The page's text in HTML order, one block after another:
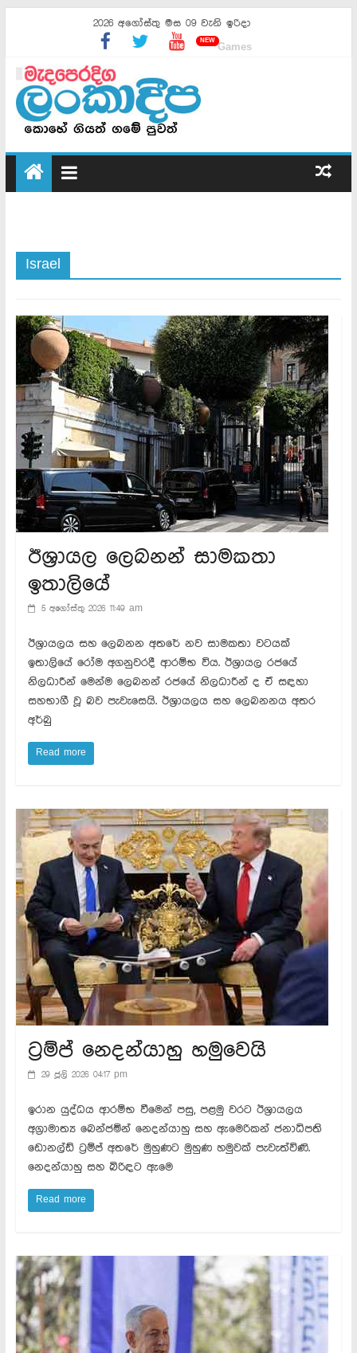
2026 අගෝස්තු මස 09 වැනි ඉරිදා
Games
NEW
Israel
ඊශ්‍රායල ලෙබනන් සාමකතා
ඉතාලියේ
5 අගෝස්තු 2026 11:49 am
ඊශ්‍රායලය සහ ලෙබනන අතරේ නව සාමකතා වටයක්
ඉතාලියේ රෝම අගනුවරදී ආරම්භ විය. ඊශ්‍රායල රජයේ
නිලධාරීන් මෙන්ම ලෙබනන් රජයේ නිලධාරීන් ද ඒ සඳහා
සහභාගී වූ බව පැවැසෙයි. ඊශ්‍රායලය සහ ලෙබනනය අතර
අර්බු
Read more
ට්‍රම්ප් නෙදන්යාහු හමුවෙයි
29 ජූලි 2026 04:17 pm
ඉරාන යුද්ධය ආරම්භ වීමෙන් පසු, පළමු වරට ඊශ්‍රායලය
අග්‍රාමාත්‍ය බෙන්ජමින් නෙදන්යාහු සහ ඇමෙරිකන් ජනාධිපති
ඩොනල්ඩ් ට්‍රම්ප් අතරේ මුහුණට මුහුණ හමුවක් පැවැත්විණි.
නෙදන්යාහු සහ බිරිඳට ඇමෙ
Read more